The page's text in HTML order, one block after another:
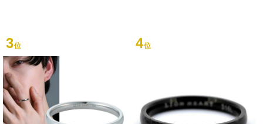
3位 4位